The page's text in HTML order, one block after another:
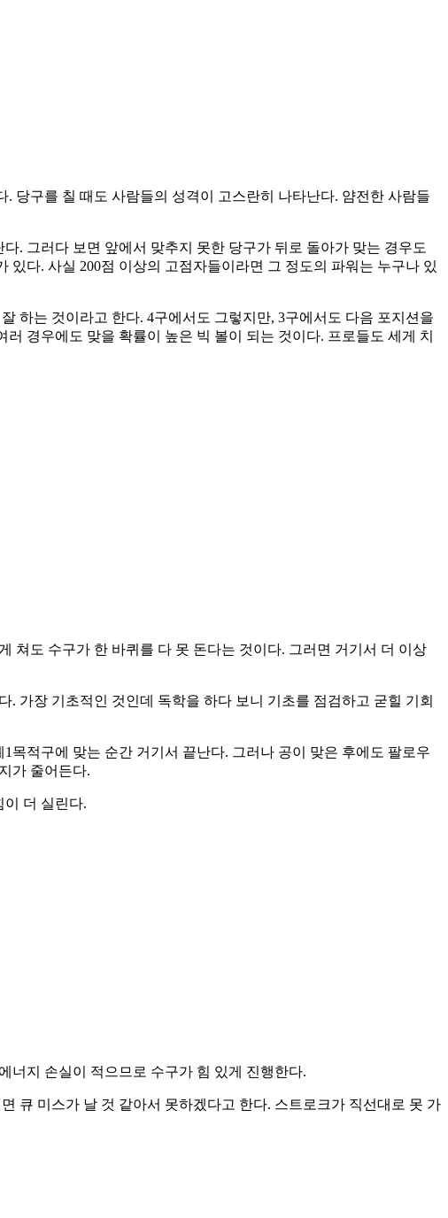
당구를 칠 때도 사람들의 성격이 고스란히 나타난다. 얌전한 사람들
. 그러다 보면 앞에서 맞추지 못한 당구가 뒤로 돌아가 맞는 경우도
다. 사실 200점 이상의 고점자들이라면 그 정도의 파워는 누구나 있
하는 것이라고 한다. 4구에서도 그렇지만, 3구에서도 다음 포지션을
경우에도 맞을 확률이 높은 빅 볼이 되는 것이다. 프로들도 세게 치
쳐도 수구가 한 바퀴를 다 못 돈다는 것이다. 그러면 거기서 더 이상
가장 기초적인 것인데 독학을 하다 보니 기초를 점검하고 굳힐 기회
적구에 맞는 순간 거기서 끝난다. 그러나 공이 맞은 후에도 팔로우
가 줄어든다.
이 더 실린다.
너지 손실이 적으므로 수구가 힘 있게 진행한다.
큐 미스가 날 것 같아서 못하겠다고 한다. 스트로크가 직선대로 못 가